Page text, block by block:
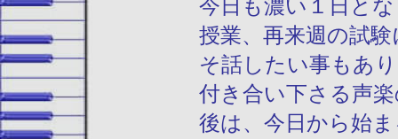
今日も濃い１日と
授業、再来週の試
そ話したい事もあ
付き合い下さる声
後は、今日から始